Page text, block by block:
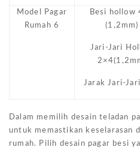
Model Pagar
Rumah 6
Besi hollow
(1,2mm)
Jari-Jari
Jarak Jari-
Dalam memilih desain teladan
untuk memastikan keselarasan
rumah. Pilih desain pagar besi